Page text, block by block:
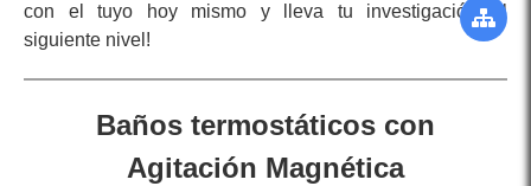
con el tuyo hoy mismo y lleva tu investigación al
siguiente nivel!
Baños termostáticos con
Agitación Magnética